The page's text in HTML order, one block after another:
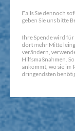
Falls Sie dennoch
geben Sie uns bitte
Ihre Spende wird
dort mehr Mittel
verändern,
Hilfsmaßnahmen.
ankommt, wo sie im
dringendsten